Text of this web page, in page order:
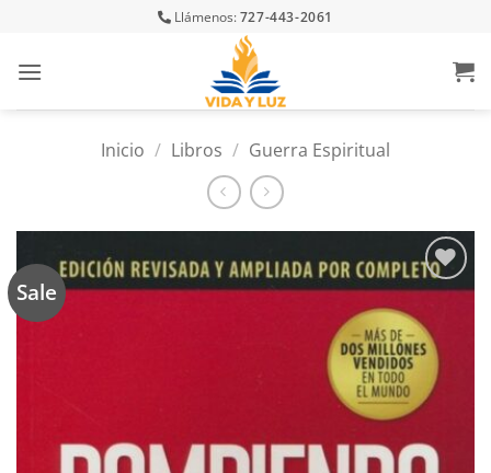
content
Llámenos:727-443-2061
Inicio / Libros / Guerra Espiritual
Sale
a la
lista
de
deseos